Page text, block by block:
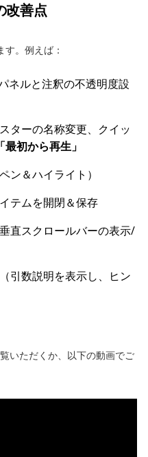
改善点
。例えば：
ネルと注釈の不透明度設
ターの名称変更、クイッ
「最初から再生」
ン＆ハイライト）
テムを開閉＆保存
直スクロールバーの表示/
引数説明を表示し、ヒン
いただくか、以下の動画でご